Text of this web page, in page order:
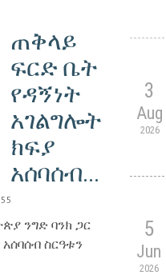
ጠቅላይ
ፍርድ ቤት
የዳኝነት
አገልግሎት
ክፍያ
አሰባሰብ...
ንግድ ባንክ ጋር
ስርዓቱን
3
Aug
2026
5
Jun
2026